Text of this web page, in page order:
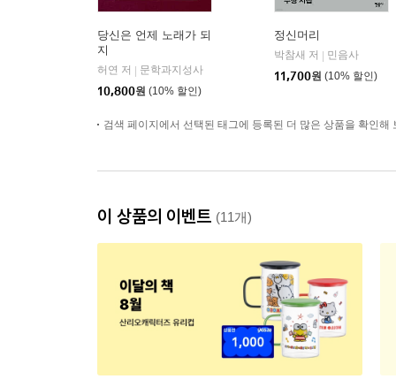
당신은 언제 노래가 되
지
허연 저 | 문학과지성사
10,800원 (10% 할인)
정신머리
박참새 저 | 민음사
11,700원 (10% 할인)
검색 페이지에서 선택된 태그에 등록된 더 많은 상품을 확인해
이 상품의 이벤트 (11개)